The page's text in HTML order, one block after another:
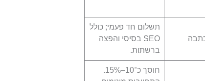
תשלום חד פעמי; כולל
SEO בסיסי והפצה
ברשתות.
חוסך כ־10–15%.